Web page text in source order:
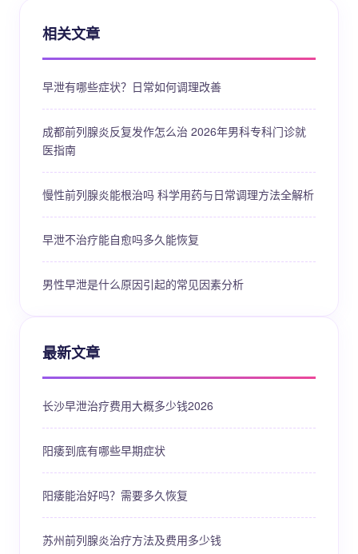
相关文章
早泄有哪些症状？日常如何调理改善
成都前列腺炎反复发作怎么治 2026年男科专科门诊就
医指南
慢性前列腺炎能根治吗 科学用药与日常调理方法全解析
早泄不治疗能自愈吗多久能恢复
男性早泄是什么原因引起的常见因素分析
最新文章
长沙早泄治疗费用大概多少钱2026
阳痿到底有哪些早期症状
阳痿能治好吗？需要多久恢复
苏州前列腺炎治疗方法及费用多少钱